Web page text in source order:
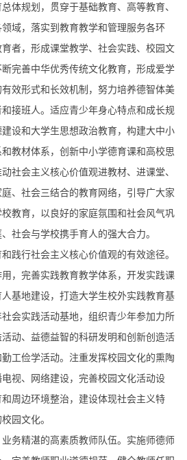
体规划，贯穿于基础教育、高等教育、
域，落实到教育教学和管理服务各环
者，形成课堂教学、社会实践、校园文
完善中华优秀传统文化教育，形成爱学
效形式和长效机制，努力培养德智体美
接班人。适应青少年身心特点和成长规
设和大学生思想政治教育，构建大中小
教材体系，创新中小学德育课和高校思
社会主义核心价值观进教材、进课堂、
、社会三结合的教育网络，引导广大家
教育，以良好的家庭氛围和社会风气巩
社会与学校携手育人的强大合力。
践行社会主义核心价值观的有效途径。
，完善实践教育教学体系，开发实践课
基地建设，打造大学生校外实践教育基
会实践活动基地，组织青少年参加力所
动、益德益智的科研发明和创新创造活
工俭学活动。注重发挥校园文化的熏陶
视、网络建设，完善校园文化活动设
周边环境整治，建设体现社会主义特
园文化。
业务精湛的高素质教师队伍。实施师德师